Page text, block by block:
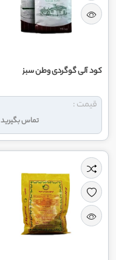
کود آلی گوگردی وطن سبز
تماس بگیرید
قیمت :